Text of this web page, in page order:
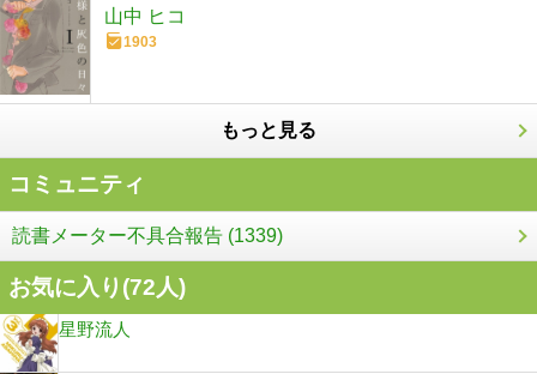
山中 ヒコ
1903
もっと見る
コミュニティ
読書メーター不具合報告 (1339)
お気に入り(72人)
星野流人